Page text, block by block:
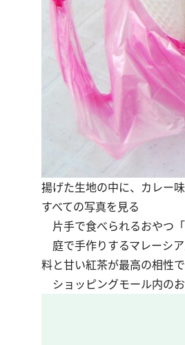
揚げた生地の中に、カレー
すべての写真を見る
片手で食べられるおやつ
庭で手作りするマレーシ
料と甘い紅茶が最高の相性で
ショッピングモール内の